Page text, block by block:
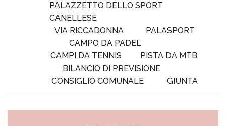
PALAZZETTO DELLO SPORT
CANELLESE
VIA RICCADONNA
PALASPORT
CAMPO DA PADEL
CAMPI DA TENNIS
PISTA DA MTB
BILANCIO DI PREVISIONE
CONSIGLIO COMUNALE
GIUNTA